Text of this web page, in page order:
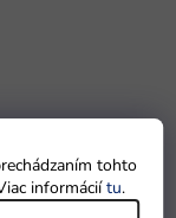
tohto
informáciítu.